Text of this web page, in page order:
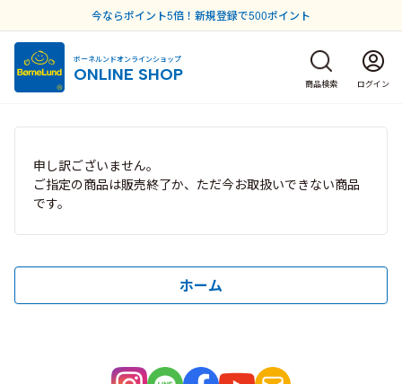
今ならポイント5倍！新規登録で500ポイント
ボーネルンドオンラインショップ
ONLINE SHOP 商品検索 ログイン
申し訳ございません。
ご指定の商品は販売終了か、ただ今お取扱いできない商品
です。
ホーム